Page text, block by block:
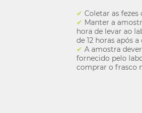
✔ Coletar as
✔ Manter a
hora de levar ao
de 12 horas após a
✔ A amostra
fornecido pelo
comprar o frasco